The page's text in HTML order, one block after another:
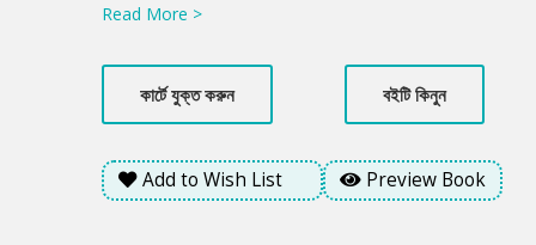
আছে তীব্রভাবে। আছে মানুষের প্রেম, অসহায়ত্ব কিংবা মানুষরুপী পশুত্ব।
কিংবা নিয়তি!
Read More >
কার্টে যুক্ত করুন বইটি কিনুন
Add to Wish List Preview Book